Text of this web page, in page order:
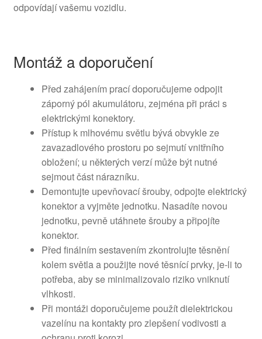
odpovídají vašemu vozidlu.
Montáž a doporučení
Před zahájením prací doporučujeme odpojit
záporný pól akumulátoru, zejména při práci s
elektrickými konektory.
Přístup k mlhovému světlu bývá obvykle ze
zavazadlového prostoru po sejmutí vnitřního
obložení; u některých verzí může být nutné
sejmout část nárazníku.
Demontujte upevňovací šrouby, odpojte elektrický
konektor a vyjměte jednotku. Nasadíte novou
jednotku, pevně utáhnete šrouby a připojíte
konektor.
Před finálním sestavením zkontrolujte těsnění
kolem světla a použijte nové těsnící prvky, je-li to
potřeba, aby se minimalizovalo riziko vniknutí
vlhkosti.
Při montáži doporučujeme použít dielektrickou
vazelínu na kontakty pro zlepšení vodivosti a